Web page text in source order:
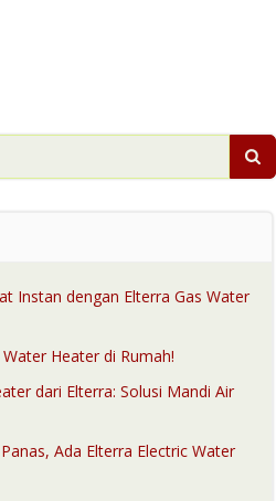
Instan dengan Elterra Gas Water
Heater di Rumah!
dari Elterra: Solusi Mandi Air
Ada Elterra Electric Water